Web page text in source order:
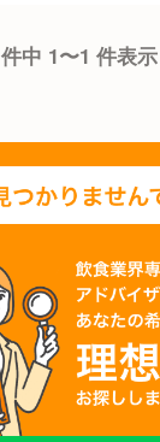
件中 1〜1 件表示